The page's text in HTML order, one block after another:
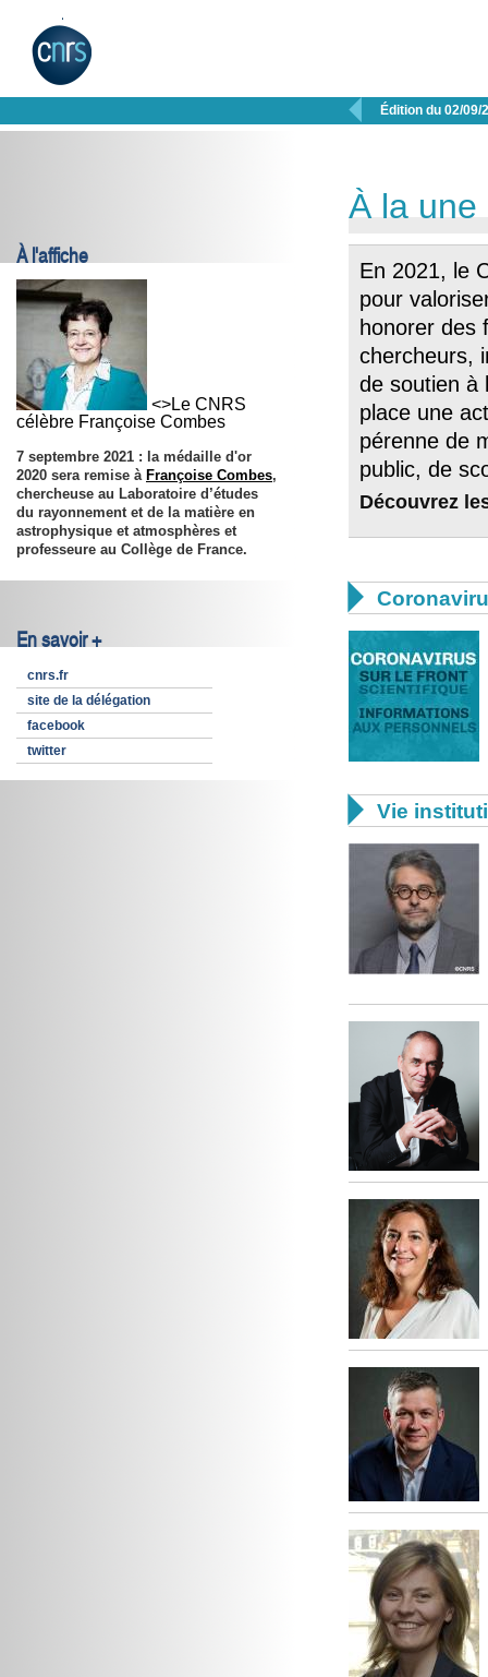
 Édition du 02/09/
À l'affiche
<>Le CNRS
célèbre Françoise Combes
7 septembre 2021 : la médaille d'or
2020 sera remise à Françoise Combes,
chercheuse au Laboratoire d’études
du rayonnement et de la matière en
astrophysique et atmosphères et
professeure au Collège de France.
En savoir +
cnrs.fr
site de la délégation
facebook
twitter
À la une
En 2021, le
pour
honorer des
chercheurs,
de soutien à
place une
pérenne de
public, de
Découvrez

 Vie